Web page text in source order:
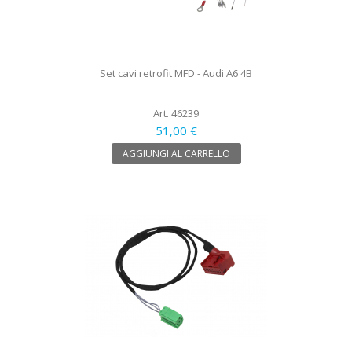
Set cavi retrofit MFD - Audi A6 4B
Art. 46239
51,00 €
AGGIUNGI AL CARRELLO